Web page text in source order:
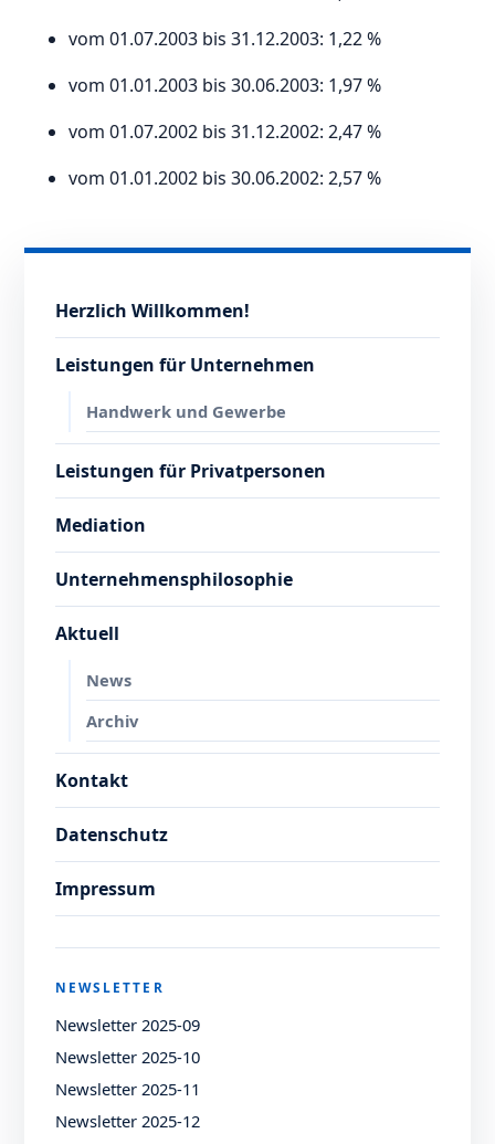
vom 01.07.2003 bis 31.12.2003: 1,22 %
vom 01.01.2003 bis 30.06.2003: 1,97 %
vom 01.07.2002 bis 31.12.2002: 2,47 %
vom 01.01.2002 bis 30.06.2002: 2,57 %
Herzlich Willkommen!
Leistungen für Unternehmen
Handwerk und Gewerbe
Leistungen für Privatpersonen
Mediation
Unternehmensphilosophie
Aktuell
News
Archiv
Kontakt
Datenschutz
Impressum
NEWSLETTER
Newsletter 2025-09
Newsletter 2025-10
Newsletter 2025-11
Newsletter 2025-12